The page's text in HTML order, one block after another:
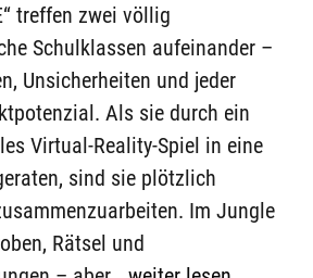
treffen zwei völlig
Schulklassen aufeinander –
Unsicherheiten und jeder
Als sie durch ein
Virtual-Reality-Spiel in eine
sind sie plötzlich
Im Jungle
Rätsel und